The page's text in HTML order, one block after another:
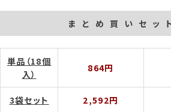
まとめ買いセッ
単品（18個
入）
864円
3袋セット 2,592円